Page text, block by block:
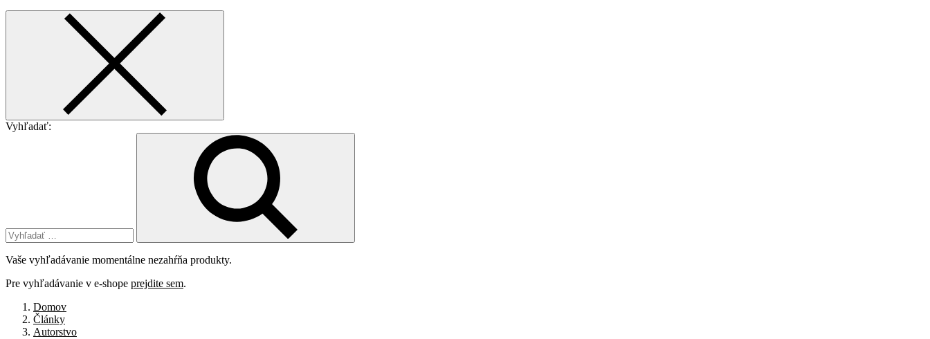
Vyhľadať:
Vaše vyhľadávanie momentálne nezahŕňa produkty.
Pre vyhľadávanie v e-shope prejdite sem.
Domov
Články
Autorstvo